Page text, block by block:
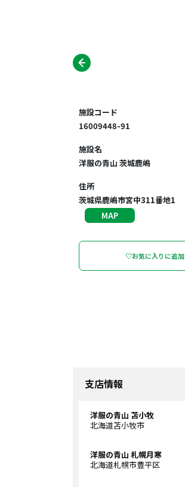
施設コード
16009448-91
施設名
洋服の青山 茨城鹿嶋
住所
茨城県鹿嶋市宮中311番地1
MAP
♡お気に入りに追加
支店情報
洋服の青山 苫小牧
北海道苫小牧市
洋服の青山 札幌月寒
北海道札幌市豊平区